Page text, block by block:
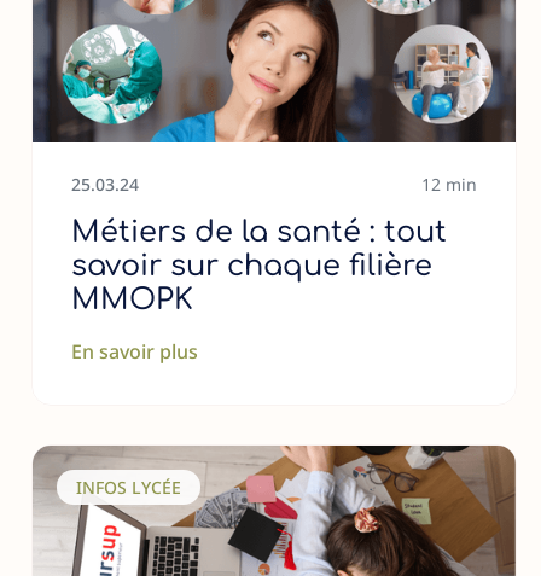
25.03.24 12 min
Métiers de la santé : tout
savoir sur chaque filière
MMOPK
En savoir plus
INFOS LYCÉE